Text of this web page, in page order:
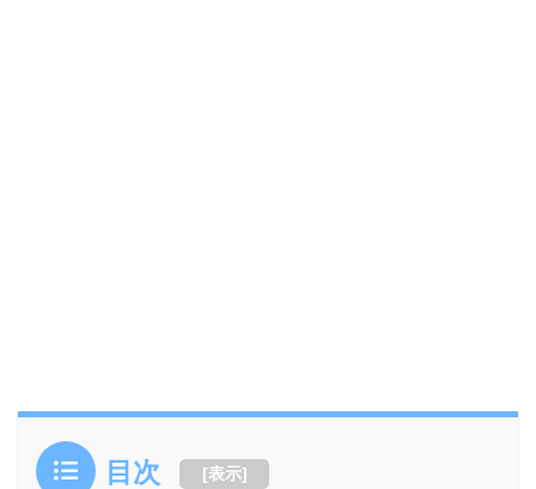
目次 [表示]